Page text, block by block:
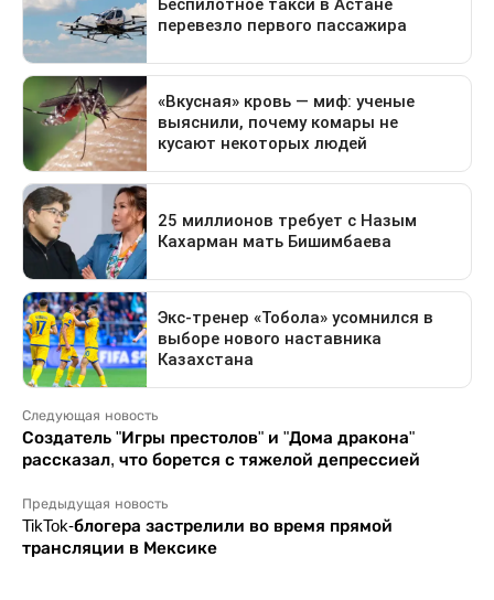
Следующая новость
Создатель "Игры престолов" и "Дома дракона"
рассказал, что борется с тяжелой депрессией
Предыдущая новость
TikTok-блогера застрелили во время прямой
трансляции в Мексике